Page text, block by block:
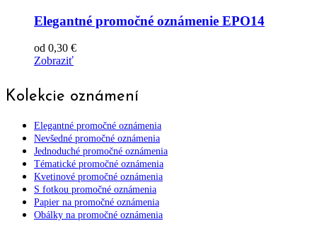
Elegantné promočné oznámenie EPO14
od 0,30 €
Zobraziť
Kolekcie oznámení
Elegantné promočné oznámenia
Nevšedné promočné oznámenia
Jednoduché promočné oznámenia
Tématické promočné oznámenia
Kvetinové promočné oznámenia
S fotkou promočné oznámenia
Papier na promočné oznámenia
Obálky na promočné oznámenia